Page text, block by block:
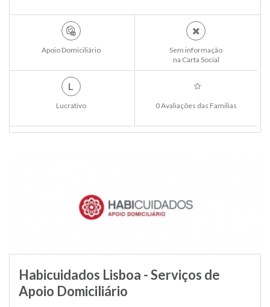
Apoio Domiciliário
Sem informação
na Carta Social
L
Lucrativo 0 Avaliações das Familias
Habicuidados Lisboa - Serviços de
Apoio Domiciliário